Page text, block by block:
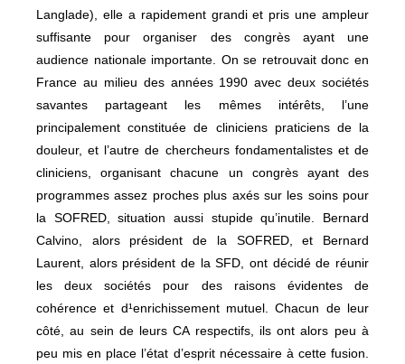
Langlade), elle a rapidement grandi et pris une ampleur
suffisante pour organiser des congrès ayant une
audience nationale importante. On se retrouvait donc en
France au milieu des années 1990 avec deux sociétés
savantes partageant les mêmes intérêts, l’une
principalement constituée de cliniciens praticiens de la
douleur, et l’autre de chercheurs fondamentalistes et de
cliniciens, organisant chacune un congrès ayant des
programmes assez proches plus axés sur les soins pour
la SOFRED, situation aussi stupide qu’inutile. Bernard
Calvino, alors président de la SOFRED, et Bernard
Laurent, alors président de la SFD, ont décidé de réunir
les deux sociétés pour des raisons évidentes de
cohérence et d¹enrichissement mutuel. Chacun de leur
côté, au sein de leurs CA respectifs, ils ont alors peu à
peu mis en place l’état d’esprit nécessaire à cette fusion.